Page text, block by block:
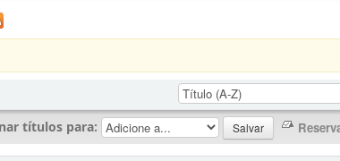
títulos para: